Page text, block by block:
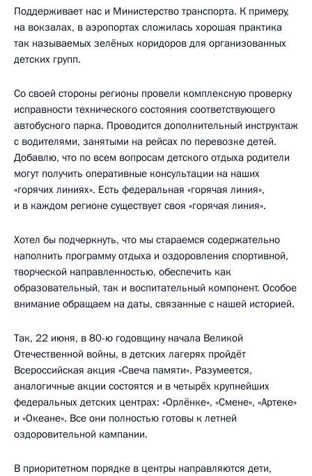
Поддерживает нас и Министерство транспорта. К примеру,
на вокзалах, в аэропортах сложилась хорошая практика
так называемых зелёных коридоров для организованных
детских групп.
Со своей стороны регионы провели комплексную проверку
исправности технического состояния соответствующего
автобусного парка. Проводится дополнительный инструктаж
с водителями, занятыми на рейсах по перевозке детей.
Добавлю, что по всем вопросам детского отдыха родители
могут получить оперативные консультации на наших
«горячих линиях». Есть федеральная «горячая линия»,
и в каждом регионе существует своя «горячая линия».
Хотел бы подчеркнуть, что мы стараемся содержательно
наполнить программу отдыха и оздоровления спортивной,
творческой направленностью, обеспечить как
образовательный, так и воспитательный компонент. Особое
внимание обращаем на даты, связанные с нашей историей.
Так, 22 июня, в 80-ю годовщину начала Великой
Отечественной войны, в детских лагерях пройдёт
Всероссийская акция «Свеча памяти». Разумеется,
аналогичные акции состоятся и в четырёх крупнейших
федеральных детских центрах: «Орлёнке», «Смене», «Артеке»
и «Океане». Все они полностью готовы к летней
оздоровительной кампании.
В приоритетном порядке в центры направляются дети,